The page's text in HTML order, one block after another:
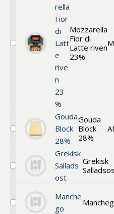
Välj
rella
Fior
di
Latt
e
rive
n
23
%
Mozzarella
Fior di
Latte riven
23%
Välj
Block
Gouda
Block
28%
Gouda
Block
28%
Välj
Salladsost
Grekisk
Sallads
ost
Grekisk
Välj
Manche
go